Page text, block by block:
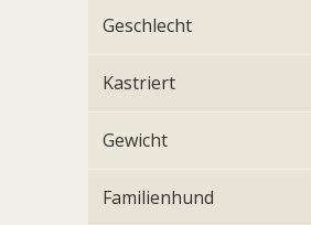
Geschlecht
Kastriert
Gewicht
Familienhund